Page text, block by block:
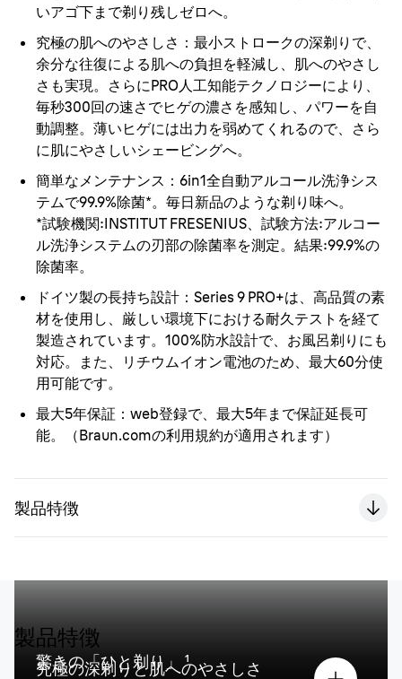
いアゴ下まで剃り残しゼロへ。
究極の肌へのやさしさ ：最小ストロークの深剃りで、
余分な往復による肌への負担を軽減し、肌へのやさし
さも実現。さらにPRO人工知能テクノロジーにより、
毎秒300回の速さでヒゲの濃さを感知し、パワーを自
動調整。薄いヒゲには出力を弱めてくれるので、さら
に肌にやさしいシェービングへ。
簡単なメンテナンス ：6in1全自動アルコール洗浄シス
テムで99.9%除菌*。毎日新品のような剃り味へ。
*試験機関:INSTITUT FRESENIUS、試験方法:アルコー
ル洗浄システムの刃部の除菌率を測定。結果:99.9%の
除菌率。
ドイツ製の長持ち設計 ：Series 9 PRO+は、高品質の素
材を使用し、厳しい環境下における耐久テストを経て
製造されています。100%防水設計で、お風呂剃りにも
対応。また、リチウムイオン電池のため、最大60分使
用可能です。
最大5年保証 ：web登録で、最大5年まで保証延長可
能。（Braun.comの利用規約が適用されます）
製品特徴
製品特徴
驚きの「ひと剃り」 ¹
究極の深剃りと肌へのやさしさ